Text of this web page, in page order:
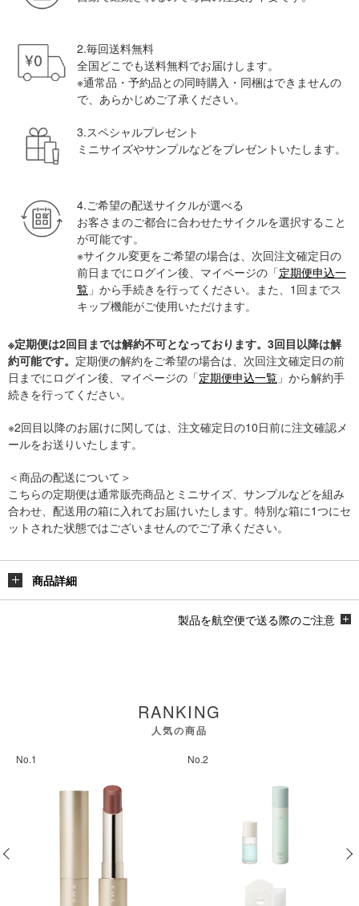
2.毎回送料無料
全国どこでも送料無料でお届けします。
※通常品・予約品との同時購入・同梱はできませんの
で、あらかじめご了承ください。
3.スペシャルプレゼント
ミニサイズやサンプルなどをプレゼントいたします。
4.ご希望の配送サイクルが選べる
お客さまのご都合に合わせたサイクルを選択すること
が可能です。
※サイクル変更をご希望の場合は、次回注文確定日の
前日までにログイン後、マイページの「定期便申込一
覧」から手続きを行ってください。また、1回までス
キップ機能がご使用いただけます。
※定期便は2回目までは解約不可となっております。3回目以降は解
約可能です。 定期便の解約をご希望の場合は、次回注文確定日の前
日までにログイン後、マイページの「定期便申込一覧 」から解約手
続きを行ってください。
※2回目以降のお届けに関しては、注文確定日の10日前に注文確認メ
ールをお送りいたします。
＜商品の配送について＞
こちらの定期便は通常販売商品とミニサイズ、サンプルなどを組み
合わせ、配送用の箱に入れてお届けいたします。特別な箱に1つにセ
ットされた状態ではございませんのでご了承ください。
商品詳細
製品を航空便で送る際のご注意
RANKING
人気の商品
No.1 No.2